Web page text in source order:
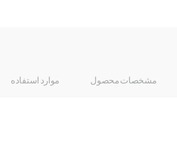
مشخصات محصول موارد استفاده